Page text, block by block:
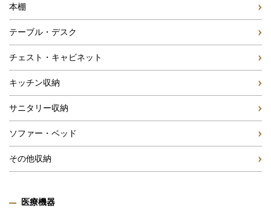
本棚
テーブル・デスク
チェスト・キャビネット
キッチン収納
サニタリー収納
ソファー・ベッド
その他収納
医療機器